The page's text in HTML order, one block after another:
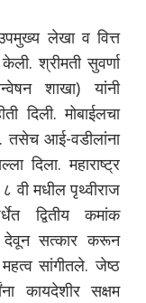
लेखा व वित्त
श्रीमती सुवर्णा
शाखा) यांनी
दिली. मोबाईलचा
तसेच आई-वडीलांना
दिला. महाराष्ट्र
वी मधील पृथ्वीराज
द्वितीय कमांक
देवून सत्कार करून
सांगीतले. जेष्ठ
कायदेशीर सक्षम